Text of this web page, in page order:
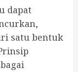
dapat
satu bentuk